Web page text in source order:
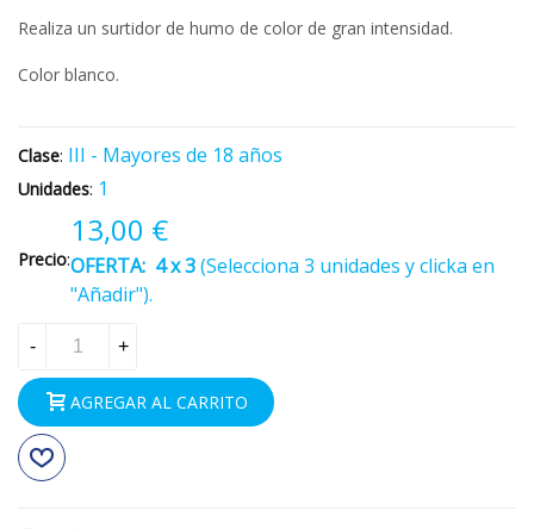
Realiza un surtidor de humo de color de gran intensidad.
Color blanco.
Clase: III - Mayores de 18 años
Unidades: 1
Precio:
13,00 €
OFERTA: 4 x 3(Selecciona 3 unidades y clicka en
"Añadir").
- +
AGREGAR AL CARRITO